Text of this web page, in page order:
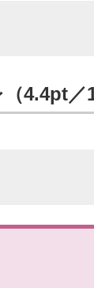
4.4pt／